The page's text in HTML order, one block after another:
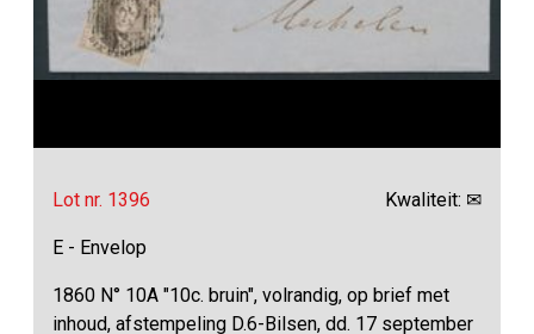
Lot nr. 1396 Kwaliteit: ✉
E - Envelop
1860 N° 10A "10c. bruin", volrandig, op brief met
inhoud, afstempeling D.6-Bilsen, dd. 17 september